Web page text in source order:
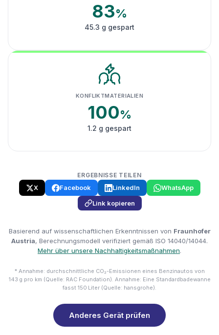
83%
45.3 g gespart
KONFLIKTMATERIALIEN
100%
1.2 g gespart
ERGEBNISSE TEILEN
X Facebook LinkedIn
WhatsApp
Link kopieren
Basierend auf wissenschaftlichen Erkenntnissen von Fraunhofer
Austria, Berechnungsmodell verifiziert gemäß ISO 14040/14044.
Mehr über unsere Nachhaltigkeitsmaßnahmen.
* Annahme: durchschnittliche CO₂-Emissionen eines Benzinautos von
143 g pro km (Quelle: RAC Foundation). Annahme: Eine Standardbadewanne
fasst 150 Liter (Quelle: hansgrohe).
Anderes Gerät prüfen